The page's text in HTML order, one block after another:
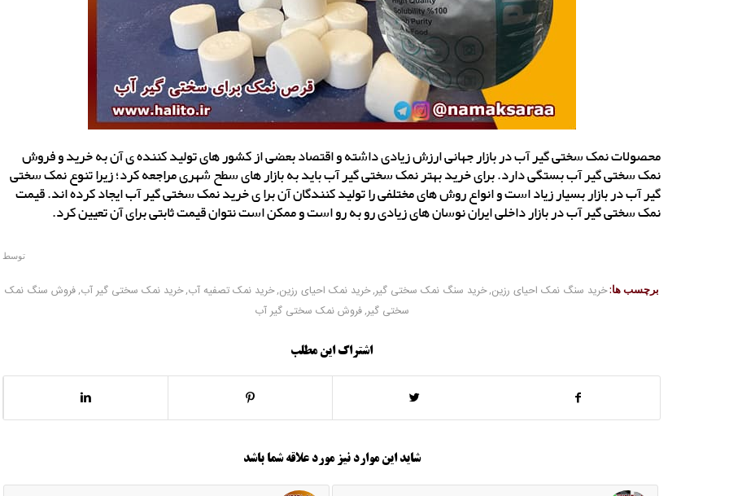
محصولات نمک سختی گیر آب در بازار جهانی ارزش زیادی داشته و اقتصاد بعضی از کشور های تولید کننده ی آن به خرید و فروش
نمک سختی گیر آب بستگی دارد. برای خرید بهتر نمک سختی گیر آب باید به بازار های سطح شهری مراجعه کرد؛ زیرا تنوع نمک سختی
گیر آب در بازار بسیار زیاد است و انواع روش های مختلفی را تولید کنندگان آن برا ی خرید نمک سختی گیر آب ایجاد کرده اند. قیمت
نمک سختی گیر آب در بازار داخلی ایران نوسان های زیادی رو به رو است و ممکن است نتوان قیمت ثابتی برای آن تعیین کرد.
توسط
برچسب ها:خرید سنگ نمک احیای رزین,خرید سنگ نمک سختی گیر,خرید نمک احیای رزین,خرید نمک تصفیه آب,خرید نمک سختی گیر آب,فروش سنگ نمک
سختی گیر,فروش نمک سختی گیر آب
اشتراک این مطلب
شاید این موارد نیز مورد علاقه شما باشد